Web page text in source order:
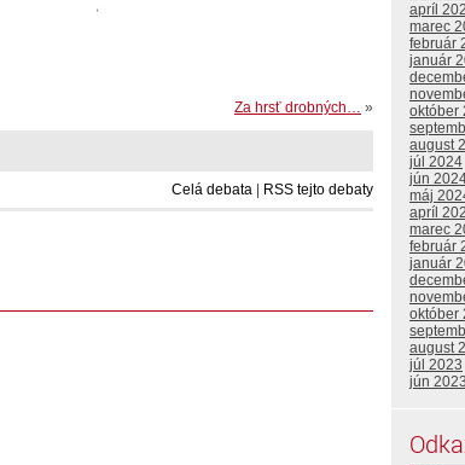
Za hrsť drobných… »
Celá debata | RSS tejto debaty
apríl
marec
február
január
október
august
júl 2024
jún
máj
apríl
marec
február
január
október
august
júl 2023
jún 2023